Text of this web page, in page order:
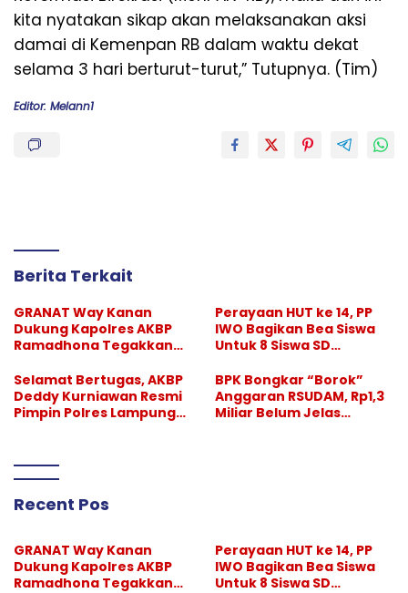
kita nyatakan sikap akan melaksanakan aksi
damai di Kemenpan RB dalam waktu dekat
selama 3 hari berturut-turut,” Tutupnya. (Tim)
Editor: Melann1
Berita Terkait
GRANAT Way Kanan
Dukung Kapolres AKBP
Ramadhona Tegakkan
Perayaan HUT ke 14, PP
IWO Bagikan Bea Siswa
Untuk 8 Siswa SD
Selamat Bertugas, AKBP
Deddy Kurniawan Resmi
Pimpin Polres Lampung
BPK Bongkar “Borok”
Anggaran RSUDAM, Rp1,3
Miliar Belum Jelas
Recent Pos
GRANAT Way Kanan
Dukung Kapolres AKBP
Ramadhona Tegakkan
Perayaan HUT ke 14, PP
IWO Bagikan Bea Siswa
Untuk 8 Siswa SD